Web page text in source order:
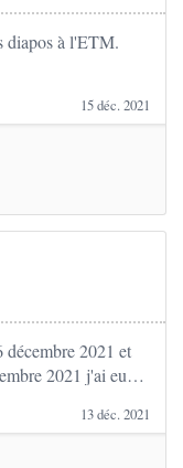
diapos à l'ETM.
15 déc. 2021
2021 et
2021 j'ai eux
vraiment top et
continuation à
13 déc. 2021